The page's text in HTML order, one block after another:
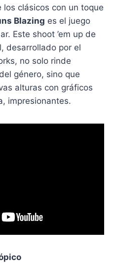
clásicos con un toque
Blazing es el juego
Este shoot ’em up de
desarrollado por el
no solo rinde
género, sino que
alturas con gráficos
impresionantes.